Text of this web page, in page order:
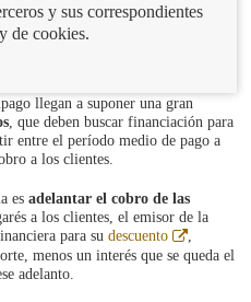
es vital para su
de cobro que pueden imponer
llegan a suponer una gran
, que deben buscar financiación para
entre el período medio de pago a
a los clientes.
es adelantar el cobro de las
a los clientes, el emisor de la
para su descuento
Abre
en
ventana
,
menos un interés que se queda el
adelanto.
y sus correspondientes
de cookies.